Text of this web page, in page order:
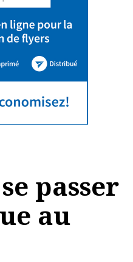
passer
au